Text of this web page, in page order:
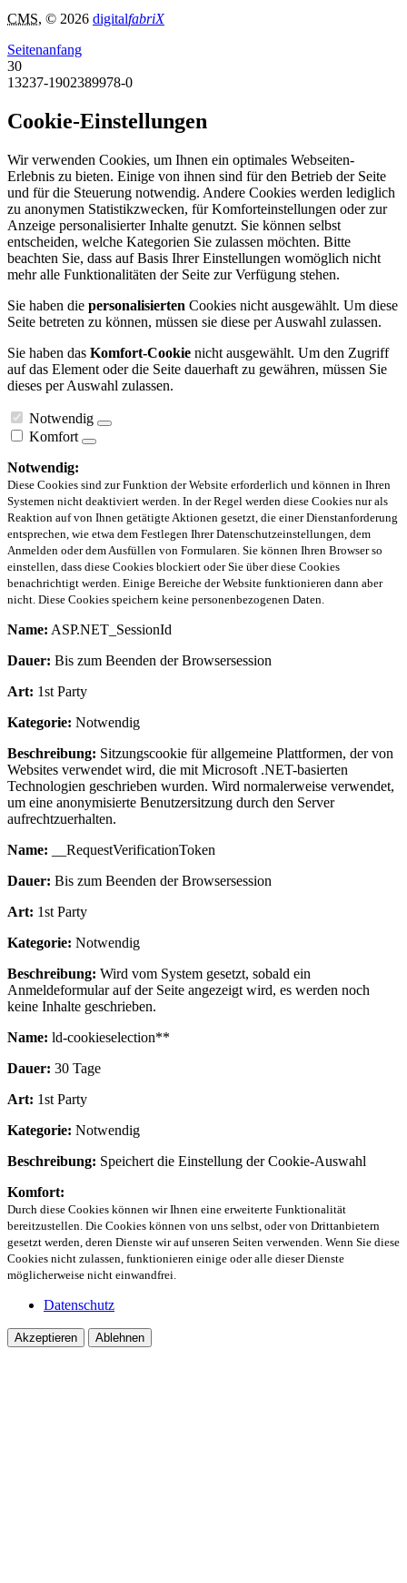
CMS, © 2026 digitalfabriX
Seitenanfang
30
13237-1902389978-0
Cookie-Einstellungen
Wir verwenden Cookies, um Ihnen ein optimales Webseiten-
Erlebnis zu bieten. Einige von ihnen sind für den Betrieb der Seite
und für die Steuerung notwendig. Andere Cookies werden lediglich
zu anonymen Statistikzwecken, für Komforteinstellungen oder zur
Anzeige personalisierter Inhalte genutzt. Sie können selbst
entscheiden, welche Kategorien Sie zulassen möchten. Bitte
beachten Sie, dass auf Basis Ihrer Einstellungen womöglich nicht
mehr alle Funktionalitäten der Seite zur Verfügung stehen.
Sie haben die personalisierten Cookies nicht ausgewählt. Um diese
Seite betreten zu können, müssen sie diese per Auswahl zulassen.
Sie haben das Komfort-Cookie nicht ausgewählt. Um den Zugriff
auf das Element oder die Seite dauerhaft zu gewähren, müssen Sie
dieses per Auswahl zulassen.
Notwendig
Komfort
Notwendig:
Diese Cookies sind zur Funktion der Website erforderlich und können in Ihren
Systemen nicht deaktiviert werden. In der Regel werden diese Cookies nur als
Reaktion auf von Ihnen getätigte Aktionen gesetzt, die einer Dienstanforderung
entsprechen, wie etwa dem Festlegen Ihrer Datenschutzeinstellungen, dem
Anmelden oder dem Ausfüllen von Formularen. Sie können Ihren Browser so
einstellen, dass diese Cookies blockiert oder Sie über diese Cookies
benachrichtigt werden. Einige Bereiche der Website funktionieren dann aber
nicht. Diese Cookies speichern keine personenbezogenen Daten.
Name: ASP.NET_SessionId
Dauer: Bis zum Beenden der Browsersession
Art: 1st Party
Kategorie: Notwendig
Beschreibung: Sitzungscookie für allgemeine Plattformen, der von
Websites verwendet wird, die mit Microsoft .NET-basierten
Technologien geschrieben wurden. Wird normalerweise verwendet,
um eine anonymisierte Benutzersitzung durch den Server
aufrechtzuerhalten.
Name: __RequestVerificationToken
Dauer: Bis zum Beenden der Browsersession
Art: 1st Party
Kategorie: Notwendig
Beschreibung: Wird vom System gesetzt, sobald ein
Anmeldeformular auf der Seite angezeigt wird, es werden noch
keine Inhalte geschrieben.
Name: ld-cookieselection**
Dauer: 30 Tage
Art: 1st Party
Kategorie: Notwendig
Beschreibung: Speichert die Einstellung der Cookie-Auswahl
Komfort:
Durch diese Cookies können wir Ihnen eine erweiterte Funktionalität
bereitzustellen. Die Cookies können von uns selbst, oder von Drittanbietern
gesetzt werden, deren Dienste wir auf unseren Seiten verwenden. Wenn Sie diese
Cookies nicht zulassen, funktionieren einige oder alle dieser Dienste
möglicherweise nicht einwandfrei.
Datenschutz
Akzeptieren Ablehnen